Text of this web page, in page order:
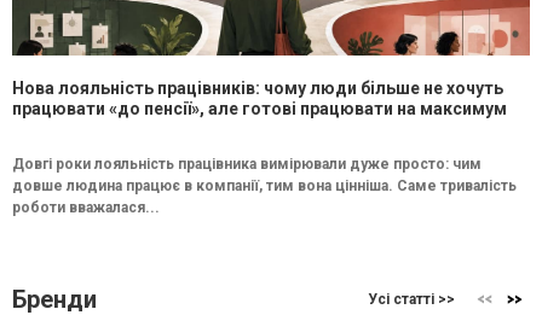
Нова лояльність працівників: чому люди більше не хочуть
працювати «до пенсії», але готові працювати на максимум
Довгі роки лояльність працівника вимірювали дуже просто: чим
довше людина працює в компанії, тим вона цінніша. Саме тривалість
роботи вважалася...
Бренди Усі статті >>